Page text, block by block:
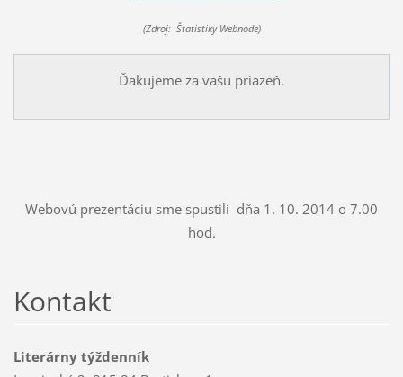
(Zdroj: Štatistiky Webnode)
Ďakujeme za vašu priazeň.
Webovú prezentáciu sme spustili dňa 1. 10. 2014 o 7.00
hod.
Kontakt
Literárny týždenník